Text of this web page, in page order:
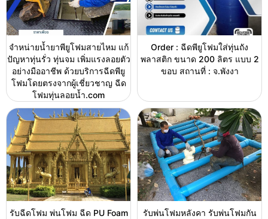
จำหน่ายน้ำยาพียูโฟมสายไหม แก้
ปัญหาทุ่นรั่ว ทุ่นจม เพิ่มแรงลอยตัว
อย่างมืออาชีพ ด้วยบริการฉีดพียู
โฟมโดยตรงจากผู้เชี่ยวชาญ ฉีด
โฟมทุ่นลอยน้ำ.com
Order : ฉีดพียูโฟมใส่ทุ่นถัง
พลาสติก ขนาด 200 ลิตร แบบ 2
ขอบ สถานที่ : จ.พังงา
รับฉีดโฟม พ่นโฟม ฉีด PU Foam
รับพ่นโฟมหลังคา รับพ่นโฟมกัน